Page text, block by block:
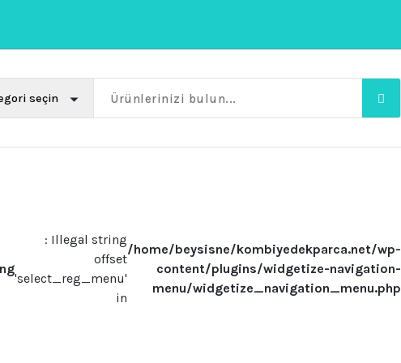
: Illegal string
offset
'select_reg_menu'
in
/home/beysisne/kombiyedekparca.net/wp-
content/plugins/widgetize-navigation-
menu/widgetize_navigation_menu.php